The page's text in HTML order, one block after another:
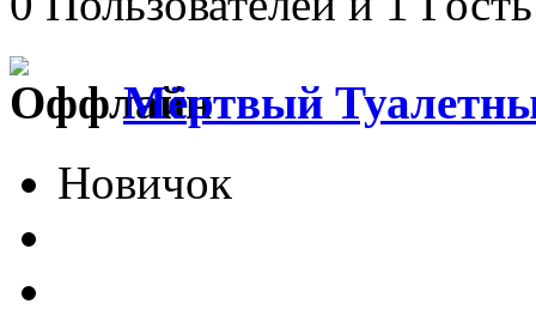
Мёртвый
Новичок